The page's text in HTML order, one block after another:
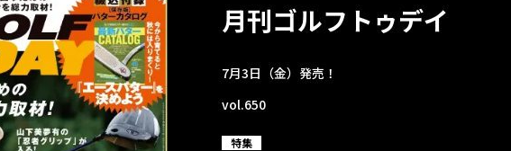
月刊ゴルフトゥデイ
7月3日（金）発売！
vol.650
特集